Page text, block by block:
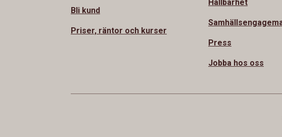
Bli kund
Priser, räntor och kurser
Hållbarhet
Press
Jobba hos oss